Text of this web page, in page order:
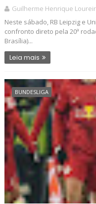
Guilherme Henrique
Neste sábado, RB Leipzig e
confronto direto pela 20ª
Brasília)...
Leia mais
BUNDESLIGA